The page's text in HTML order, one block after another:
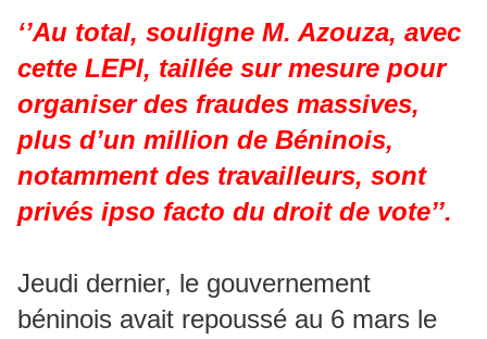
‘’Au total, souligne M. Azouza, avec
cette LEPI, taillée sur mesure pour
organiser des fraudes massives,
plus d’un million de Béninois,
notamment des travailleurs, sont
privés ipso facto du droit de vote’’.
Jeudi dernier, le gouvernement
béninois avait repoussé au 6 mars le